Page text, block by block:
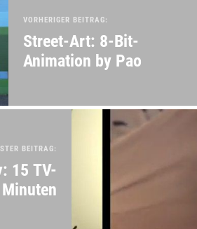
VORHERIGER BEITRAG:
Street-Art: 8-Bit-
Animation by Pao
BEITRAG:
15 TV-